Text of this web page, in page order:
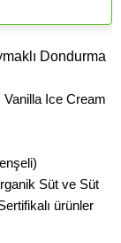
Dondurma
Ice Cream
Süt ve Süt
ürünler